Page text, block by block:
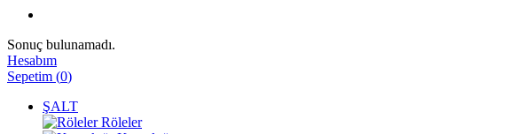
Sonuç bulunamadı.
Hesabım
Sepetim (0)
ŞALT
Röleler